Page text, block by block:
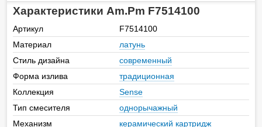
Характеристики Am.Pm F7514100
Артикул
F7514100
Материал
латунь
Стиль дизайна
современный
Форма излива
традиционная
Коллекция
Sense
Тип смесителя
однорычажный
Механизм
керамический картридж